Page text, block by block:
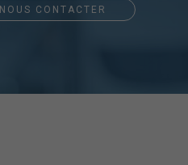
NOUS CONTACTER